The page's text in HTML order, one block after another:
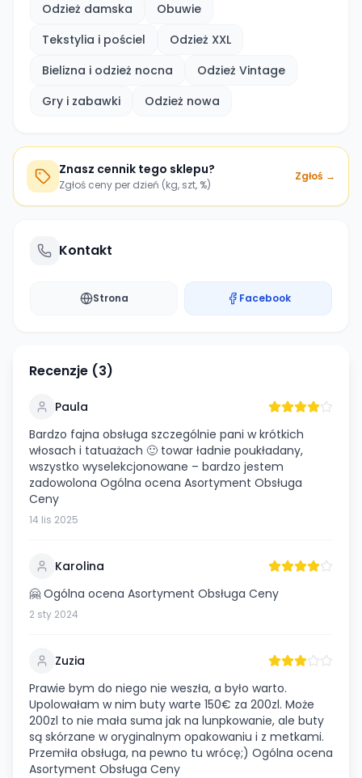
Odzież damska
Obuwie
Tekstylia i pościel
Odzież XXL
Bielizna i odzież nocna
Odzież Vintage
Gry i zabawki
Odzież nowa
Znasz cennik tego sklepu?
Zgłoś ceny per dzień (kg, szt, %)
Zgłoś →
Kontakt
Strona Facebook
Recenzje (3)
Paula
Bardzo fajna obsługa szczególnie pani w krótkich
włosach i tatuażach 🙂 towar ładnie poukładany,
wszystko wyselekcjonowane – bardzo jestem
zadowolona Ogólna ocena Asortyment Obsługa
Ceny
14 lis 2025
Karolina
🤗 Ogólna ocena Asortyment Obsługa Ceny
2 sty 2024
Zuzia
Prawie bym do niego nie weszła, a było warto.
Upolowałam w nim buty warte 150€ za 200zl. Może
200zl to nie mała suma jak na lunpkowanie, ale buty
są skórzane w oryginalnym opakowaniu i z metkami.
Przemiła obsługa, na pewno tu wrócę;) Ogólna ocena
Asortyment Obsługa Ceny